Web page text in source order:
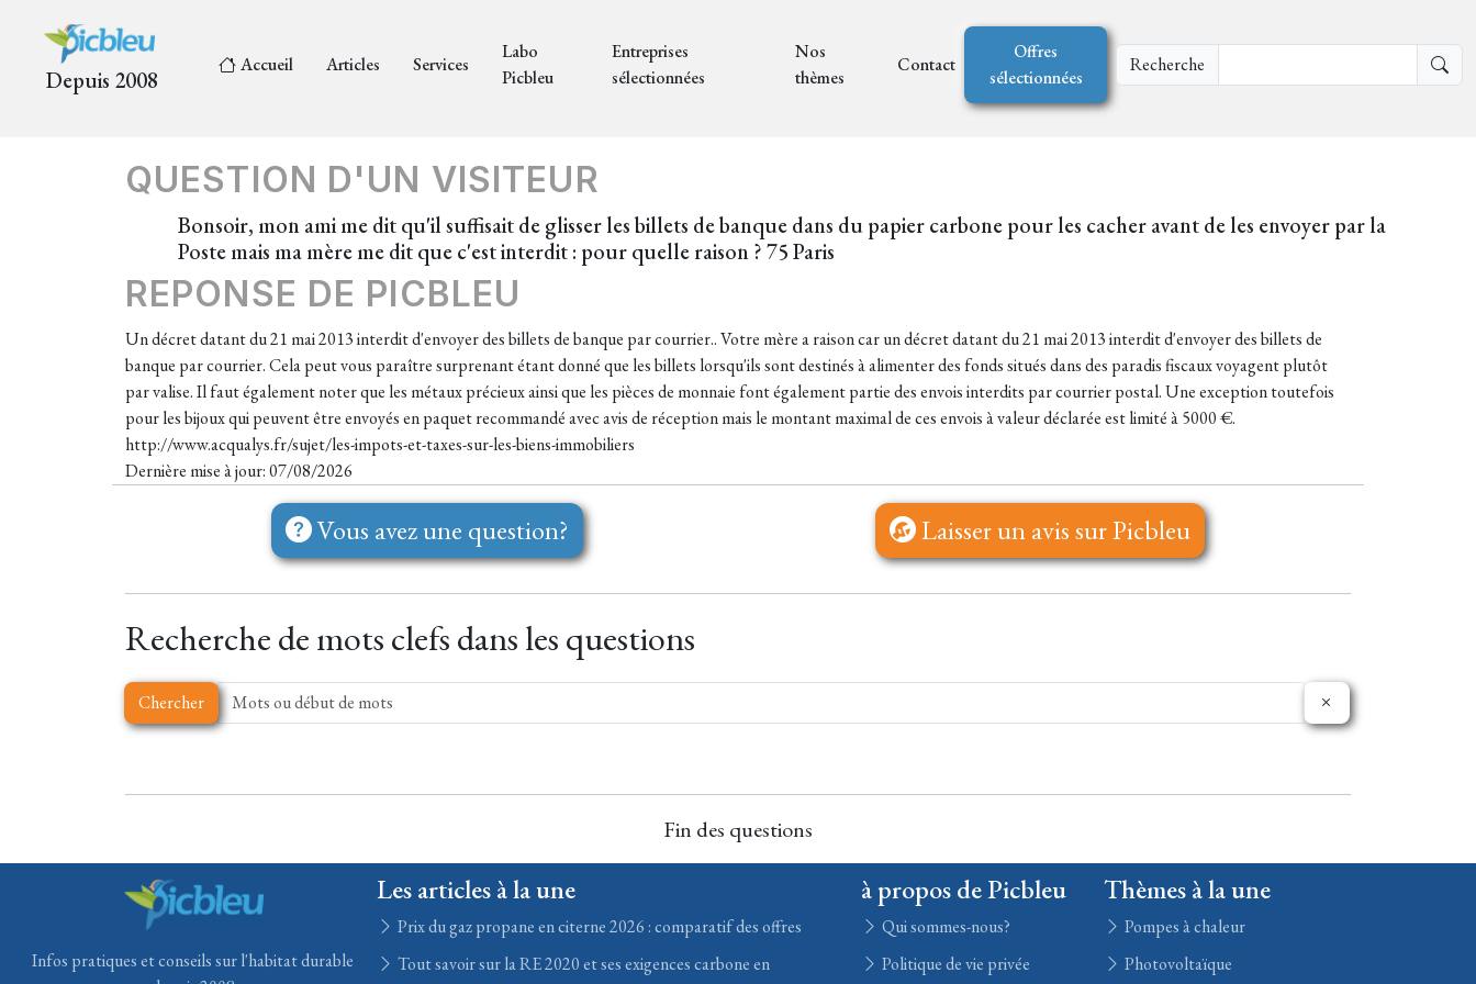
Depuis 2008
Accueil Articles Services
Labo
Picbleu
Entreprises
sélectionnées
Nos
thèmes
Contact
Offres
sélectionnées
Recherche
QUESTION D'UN VISITEUR
Bonsoir, mon ami me dit qu'il suffisait de glisser les billets de banque dans du papier carbone pour les cacher avant de les envoyer par la
Poste mais ma mère me dit que c'est interdit : pour quelle raison ? 75 Paris
REPONSE DE PICBLEU
Un décret datant du 21 mai 2013 interdit d'envoyer des billets de banque par courrier.. Votre mère a raison car un décret datant du 21 mai 2013 interdit d'envoyer des billets de
banque par courrier. Cela peut vous paraître surprenant étant donné que les billets lorsqu'ils sont destinés à alimenter des fonds situés dans des paradis fiscaux voyagent plutôt
par valise. Il faut également noter que les métaux précieux ainsi que les pièces de monnaie font également partie des envois interdits par courrier postal. Une exception toutefois
pour les bijoux qui peuvent être envoyés en paquet recommandé avec avis de réception mais le montant maximal de ces envois à valeur déclarée est limité à 5000 €.
http://www.acqualys.fr/sujet/les-impots-et-taxes-sur-les-biens-immobiliers
Dernière mise à jour: 07/08/2026
Vous avez une question? Laisser un avis sur Picbleu
Recherche de mots clefs dans les questions
Chercher
Fin des questions
Infos pratiques et conseils sur l'habitat durable
Les articles à la une
Prix du gaz propane en citerne 2026 : comparatif des offres
Tout savoir sur la RE 2020 et ses exigences carbone en
à propos de Picbleu
Qui sommes-nous?
Politique de vie privée
Thèmes à la une
Pompes à chaleur
Photovoltaïque